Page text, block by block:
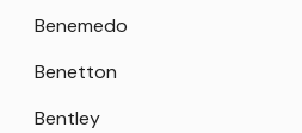
Benemedo
Benetton
Bentley